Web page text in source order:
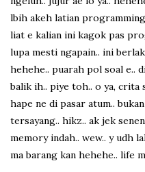
lbih akeh latian
liat e kalian ini kagok pas
lupa mesti ngapain.. ini
hehehe.. puarah pol soal e..
balik ih.. piye toh.. o ya, crita
hape ne di pasar atum..
tersayang.. hikz.. ak jek
memory indah.. wew.. y udh
ma barang kan hehehe.. life